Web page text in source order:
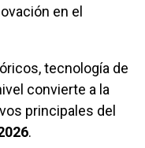
en el
tecnología de
convierte a la
principales del
.